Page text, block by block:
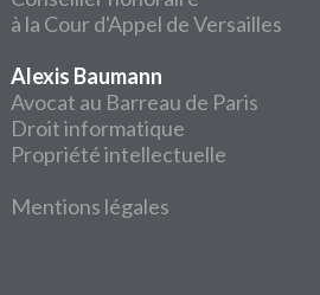
à la Cour d'Appel de Versailles
Alexis Baumann
Avocat au Barreau de Paris
Droit informatique
Propriété intellectuelle
Mentions légales